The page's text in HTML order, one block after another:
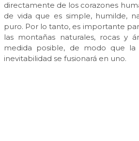
directamente de los corazones
de vida que es simple, humilde,
puro. Por lo tanto, es importante
las montañas naturales, rocas y
medida posible, de modo que la
inevitabilidad se fusionará en uno.